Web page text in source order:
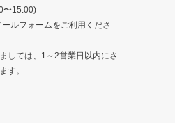
〜15:00)
ルフォームをご利用くださ
しては、1～2営業日以内にさ
す。